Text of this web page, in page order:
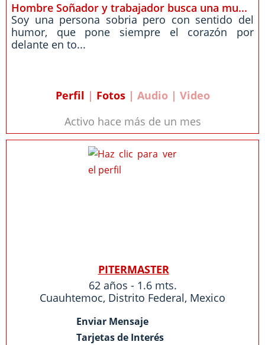
Hombre Soñador y trabajador busca una mu...
Soy una persona sobria pero con sentido del
humor, que pone siempre el corazón por
delante en to...
Perfil | Fotos| Audio | Video
Activo hace más de un mes
PITERMASTER
62 años - 1.6 mts.
Cuauhtemoc, Distrito Federal, Mexico
Enviar Mensaje
Tarjetas de Interés